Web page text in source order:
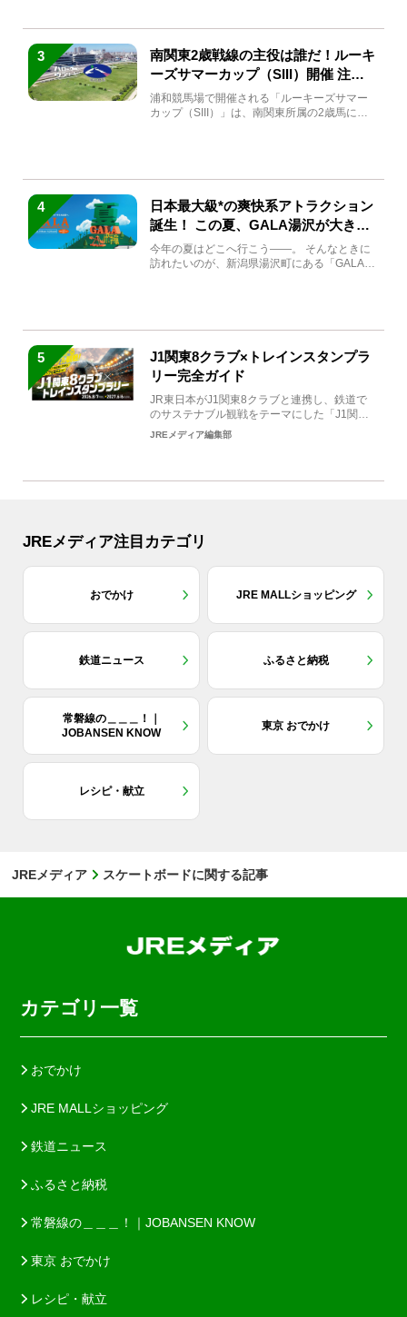
3
南関東2歳戦線の主役は誰だ！ルーキ
ーズサマーカップ（SIII）開催 注目
馬と見どころをチェック
浦和競馬場で開催される「ルーキーズサマー
カップ（SIII）」は、南関東所属の2歳馬によ
4
日本最大級*の爽快系アトラクション
誕生！ この夏、GALA湯沢が大きく
生まれ変わる
今年の夏はどこへ行こう――。 そんなときに
訪れたいのが、新潟県湯沢町にある「GALA湯
5
J1関東8クラブ×トレインスタンプラ
リー完全ガイド
JR東日本がJ1関東8クラブと連携し、鉄道で
のサステナブル観戦をテーマにした「J1関東8
クラブ×トレイン...
JREメディア編集部
JREメディア注目カテゴリ
おでかけ JRE MALLショッピング
鉄道ニュース ふるさと納税
常磐線の＿＿＿！｜
JOBANSEN KNOW
東京 おでかけ
レシピ・献立
JREメディア スケートボードに関する記事
カテゴリ一覧
おでかけ
JRE MALLショッピング
鉄道ニュース
ふるさと納税
常磐線の＿＿＿！｜JOBANSEN KNOW
東京 おでかけ
レシピ・献立